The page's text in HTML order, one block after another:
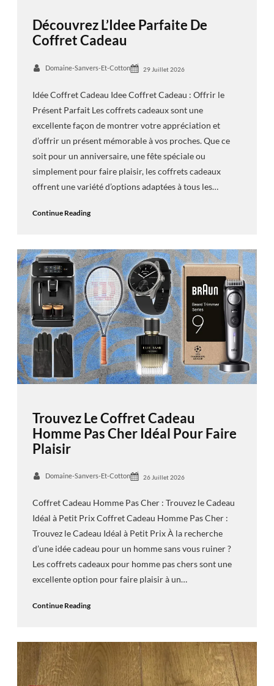
Découvrez L’Idee Parfaite De
Coffret Cadeau
Domaine-Sanvers-Et-Cotton 29 Juillet 2026
Idée Coffret Cadeau Idee Coffret Cadeau : Offrir le
Présent Parfait Les coffrets cadeaux sont une
excellente façon de montrer votre appréciation et
d’offrir un présent mémorable à vos proches. Que ce
soit pour un anniversaire, une fête spéciale ou
simplement pour faire plaisir, les coffrets cadeaux
offrent une variété d’options adaptées à tous les…
Continue Reading
Trouvez Le Coffret Cadeau
Homme Pas Cher Idéal Pour Faire
Plaisir
Domaine-Sanvers-Et-Cotton 26 Juillet 2026
Coffret Cadeau Homme Pas Cher : Trouvez le Cadeau
Idéal à Petit Prix Coffret Cadeau Homme Pas Cher :
Trouvez le Cadeau Idéal à Petit Prix À la recherche
d’une idée cadeau pour un homme sans vous ruiner ?
Les coffrets cadeaux pour homme pas chers sont une
excellente option pour faire plaisir à un…
Continue Reading